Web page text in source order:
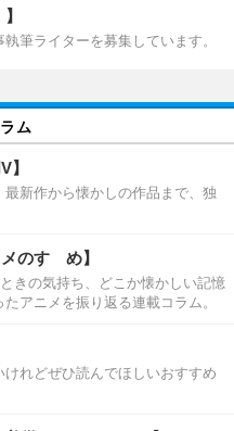
筆ライターを募集しています。
ム
】
新作から懐かしの作品まで、独
のすゝめ】
きの気持ち、どこか懐かしい記憶
アニメを振り返る連載コラム。
れどぜひ読んでほしいおすすめ